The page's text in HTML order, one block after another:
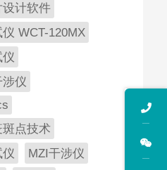
计软件
WCT-120MX
仪
斑点技术
MZI干涉仪